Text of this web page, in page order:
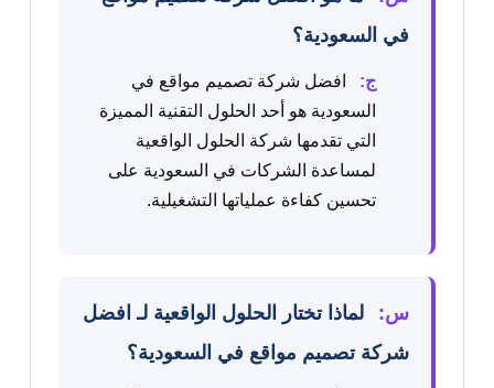
في السعودية؟
ج:
افضل شركة تصميم مواقع في
السعودية هو أحد الحلول التقنية المميزة
التي تقدمها شركة الحلول الواقعية
لمساعدة الشركات في السعودية على
تحسين كفاءة عملياتها التشغيلية.
س:
لماذا تختار الحلول الواقعية لـ افضل
شركة تصميم مواقع في السعودية؟